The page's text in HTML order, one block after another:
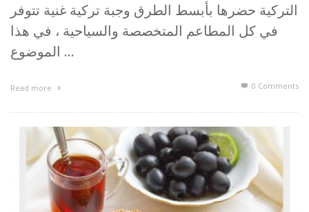
التركية حضرها بأبسط الطرق وجبة تركية غنية تتوفر
في كل المطاعم المتخصصة والسياحية ، في هذا
الموضوع …
Read more 0 Comments